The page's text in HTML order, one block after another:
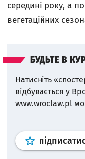
середині року, а
вегетаційних
БУДЬТЕ В
Натисніть
відбувається у
www.wroclaw.pl